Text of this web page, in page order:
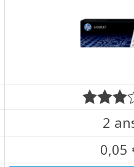
2
0,05